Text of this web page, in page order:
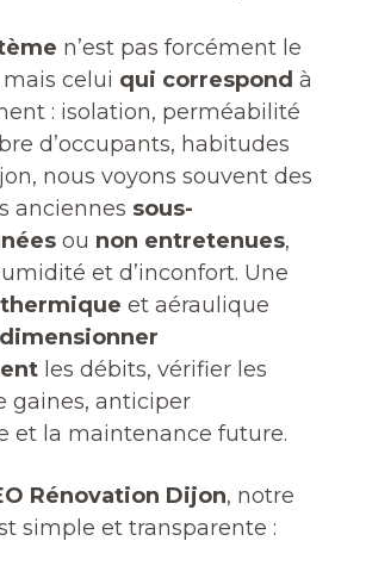
n’est pas forcément le
mais celui qui correspond à
: isolation, perméabilité
d’occupants, habitudes
nous voyons souvent des
anciennes sous-
ou non entretenues,
et d’inconfort. Une
et aéraulique
dimensionner
les débits, vérifier les
gaines, anticiper
et la maintenance future.
Rénovation Dijon, notre
simple et transparente :